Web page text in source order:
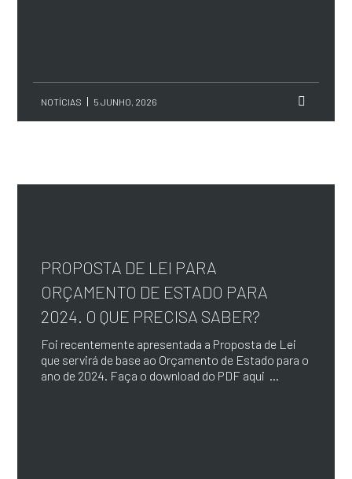
NOTÍCIAS 5 JUNHO, 2026
PROPOSTA DE LEI PARA
ORÇAMENTO DE ESTADO PARA
2024. O QUE PRECISA SABER?
Foi recentemente apresentada a Proposta de Lei
que servirá de base ao Orçamento de Estado para o
ano de 2024. Faça o download do PDF aqui ...